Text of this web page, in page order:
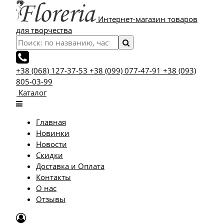
Интернет-магазин товаров
для творчества
+38 (068) 127-37-53 +38 (099) 077-47-91 +38 (093)
805-03-99
Каталог
Главная
Новинки
Новости
Скидки
Доставка и Оплата
Контакты
О нас
Отзывы